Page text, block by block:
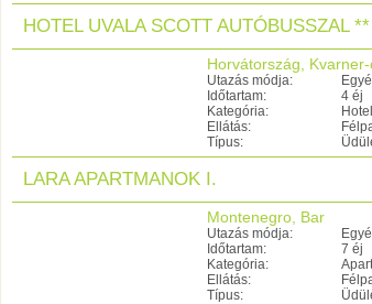
HOTEL UVALA SCOTT AUTÓBUSSZAL **
Horvátország,
Utazás módja:
Időtartam:
4 éj
Kategória:
Ellátás:
Típus:
LARA APARTMANOK I.
Montenegro, Bar
Utazás módja:
Időtartam:
7 éj
Kategória:
Ellátás:
Típus: